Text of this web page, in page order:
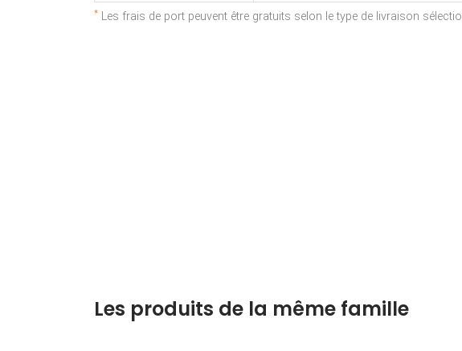
* Les frais de port peuvent être gratuits selon le type de livraison
Les produits de la même famille